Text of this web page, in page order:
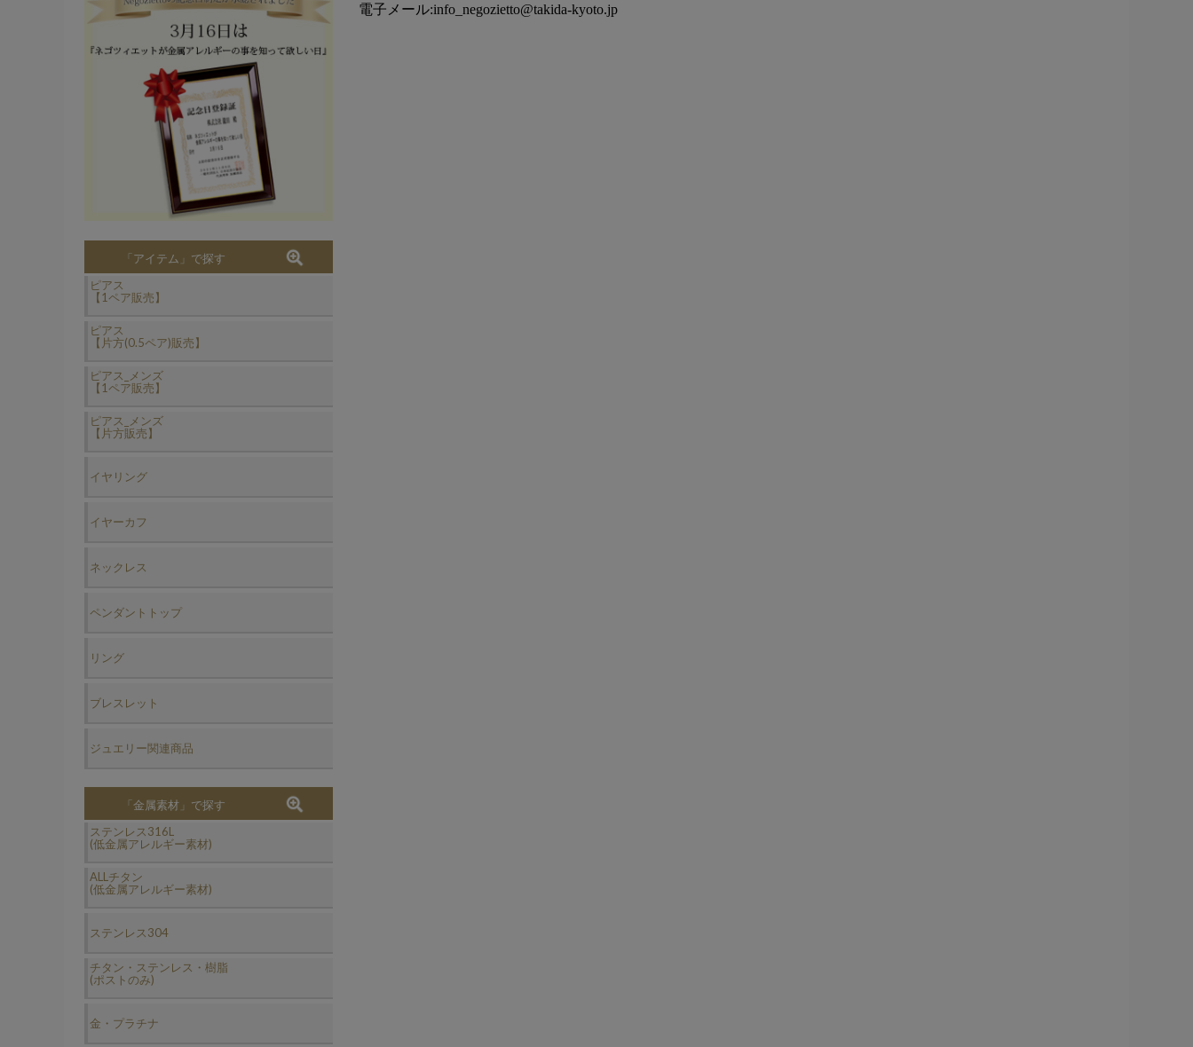
「アイテム」で探す
ピアス
【1ペア販売】
ピアス
【片方(0.5ペア)販売】
ピアス_メンズ
【1ペア販売】
ピアス_メンズ
【片方販売】
イヤリング
イヤーカフ
ネックレス
ペンダントトップ
リング
ブレスレット
ジュエリー関連商品
「金属素材」で探す
ステンレス316L
(低金属アレルギー素材)
ALLチタン
(低金属アレルギー素材)
ステンレス304
チタン・ステンレス・樹脂
(ポストのみ)
金・プラチナ
電子メール:info_negozietto@takida-kyoto.jp